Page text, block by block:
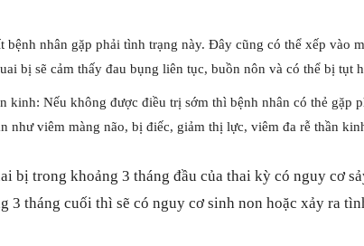
bệnh nhân gặp phải tình trạng này. Đây cũng có thể xếp vào
bị sẽ cảm thấy đau bụng liên tục, buồn nôn và có thể bị tụt
kinh: Nếu không được điều trị sớm thì bệnh nhân có thẻ gặp
như viêm màng não, bị điếc, giảm thị lực, viêm đa rễ thần
bị trong khoảng 3 tháng đầu của thai kỳ có nguy cơ
3 tháng cuối thì sẽ có nguy cơ sinh non hoặc xảy ra